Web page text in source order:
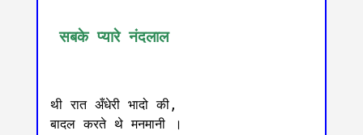
सबके प्यारे नंदलाल
थी रात अँधेरी भादो की,
बादल करते थे मनमानी ।